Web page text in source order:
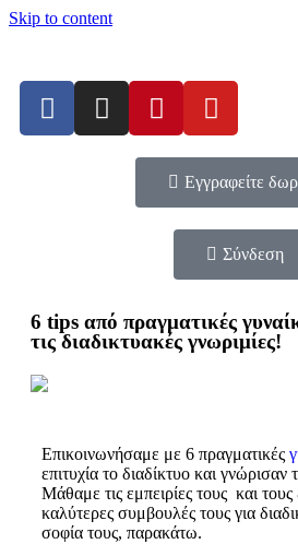
Skip to content
Εγγραφείτε
Σύνδεση
6 tips από πραγματικές
τις διαδικτυακές γνωριμίες!
Επικοινωνήσαμε με 6 πραγματικές
επιτυχία το διαδίκτυο και γνώρισαν
Μάθαμε τις εμπειρίες τους και τους
καλύτερες συμβουλές τους για
σοφία τους, παρακάτω.